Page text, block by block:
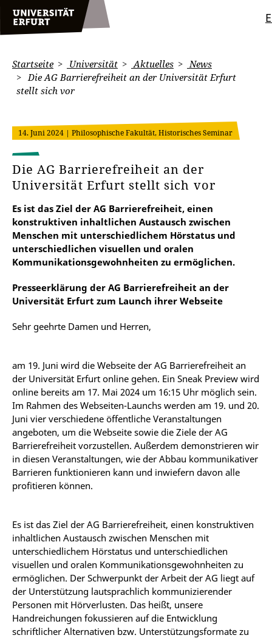
Startseite Universität Aktuelles
News
Die AG Barrierefreiheit an der Universität Erfurt
stellt sich vor
14. Juni 2024 | Philosophische Fakultät, Historisches Seminar
Die AG Barrierefreiheit an der
Universität Erfurt stellt sich vor
Es ist das Ziel der AG Barrierefreiheit, einen
konstruktiven inhaltlichen Austausch zwischen
Menschen mit unterschiedlichem Hörstatus und
unterschiedlichen visuellen und oralen
Kommunikationsgewohnheiten zu ermöglichen.
Presseerklärung der AG Barrierefreiheit an der
Universität Erfurt zum Launch ihrer Webseite
Sehr geehrte Damen und Herren,
am 19. Juni wird die Webseite der AG Barrierefreiheit an
der Universität Erfurt online gehen. Ein Sneak Preview wird
online bereits am 17. Mai 2024 um 16:15 Uhr möglich sein.
Im Rahmen des Webseiten-Launchs werden am 19. und 20.
Juni vier verschiedene öffentliche Veranstaltungen
angeboten, um die Webseite sowie die Ziele der AG
Barrierefreiheit vorzustellen. Außerdem demonstrieren wir
in diesen Veranstaltungen, wie der Abbau kommunikativer
Barrieren funktionieren kann und inwiefern davon alle
profitieren können.
Es ist das Ziel der AG Barrierefreiheit, einen konstruktiven
inhaltlichen Austausch zwischen Menschen mit
unterschiedlichem Hörstatus und unterschiedlichen
visuellen und oralen Kommunikationsgewohnheiten zu
ermöglichen. Der Schwerpunkt der Arbeit der AG liegt auf
der Unterstützung lautsprachlich kommunizierender
Personen mit Hörverlusten. Das heißt, unsere
Handreichungen fokussieren auf die Entwicklung
schriftlicher Alternativen bzw. Unterstützungsformate zu